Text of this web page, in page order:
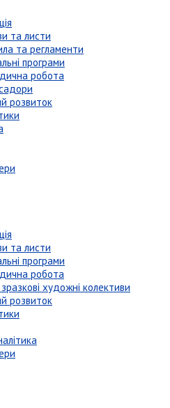
та листи
та регламенти
програми
робота
розвиток
та листи
програми
робота
художні колективи
розвиток